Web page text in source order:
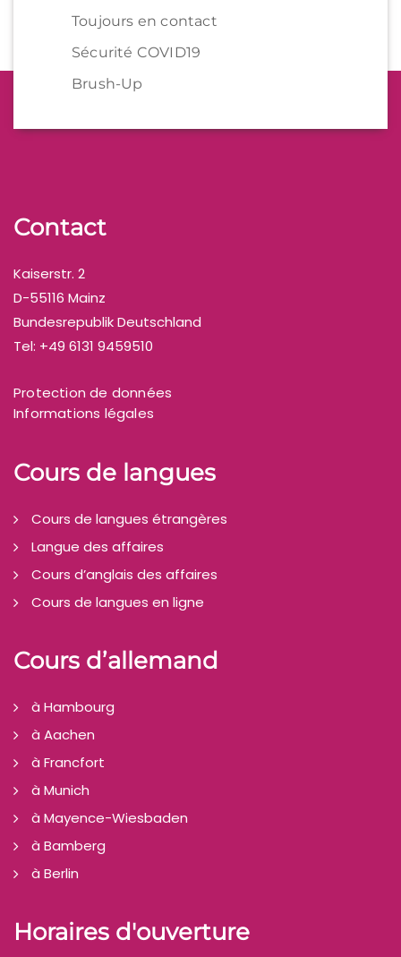
Toujours en contact
Sécurité COVID19
Brush-Up
Contact
Kaiserstr. 2
D-55116 Mainz
Bundesrepublik Deutschland
Tel: +49 6131 9459510
Protection de données
Informations légales
Cours de langues
Cours de langues étrangères
Langue des affaires
Cours d’anglais des affaires
Cours de langues en ligne
Cours d’allemand
à Hambourg
à Aachen
à Francfort
à Munich
à Mayence-Wiesbaden
à Bamberg
à Berlin
Horaires d'ouverture